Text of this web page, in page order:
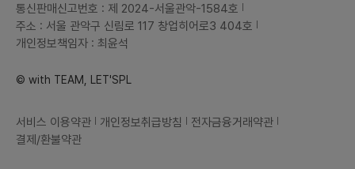
통신판매신고번호 : 제 2024-서울관악-1584호
주소 : 서울 관악구 신림로 117 창업히어로3 404호
개인정보책임자 : 최윤석
© with TEAM, LET'SPL
서비스 이용약관 개인정보취급방침
전자금융거래약관
결제/환불약관